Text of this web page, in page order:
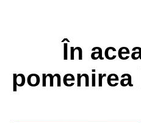
În